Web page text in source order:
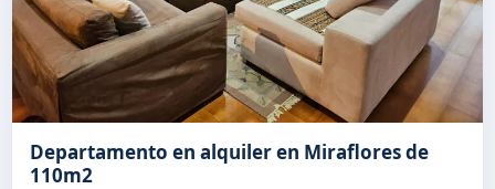
Departamento en alquiler en Miraflores de
110m2